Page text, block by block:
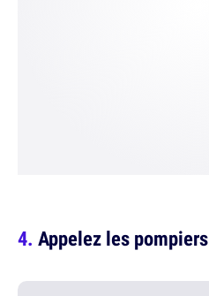
Appelez les pompiers